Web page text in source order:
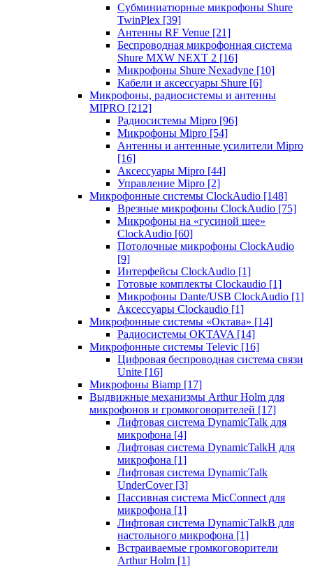
Субминиатюрные микрофоны Shure
TwinPlex [39]
Антенны RF Venue [21]
Беспроводная микрофонная система
Shure MXW NEXT 2 [16]
Микрофоны Shure Nexadyne [10]
Кабели и аксессуары Shure [6]
Микрофоны, радиосистемы и антенны
MIPRO [212]
Радиосистемы Mipro [96]
Микрофоны Mipro [54]
Антенны и антенные усилители Mipro
[16]
Аксессуары Mipro [44]
Управление Mipro [2]
Микрофонные системы ClockAudio [148]
Врезные микрофоны ClockAudio [75]
Микрофоны на «гусиной шее»
ClockAudio [60]
Потолочные микрофоны ClockAudio
[9]
Интерфейсы ClockAudio [1]
Готовые комплекты Clockaudio [1]
Микрофоны Dante/USB ClockAudio [1]
Аксессуары Clockaudio [1]
Микрофонные системы «Октава» [14]
Радиосистемы OKTAVA [14]
Микрофонные системы Televic [16]
Цифровая беспроводная система связи
Unite [16]
Микрофоны Biamp [17]
Выдвижные механизмы Arthur Holm для
микрофонов и громкоговорителей [17]
Лифтовая система DynamicTalk для
микрофона [4]
Лифтовая система DynamicTalkH для
микрофона [1]
Лифтовая система DynamicTalk
UnderCover [3]
Пассивная система MicConnect для
микрофона [1]
Лифтовая система DynamicTalkB для
настольного микрофона [1]
Встраиваемые громкоговорители
Arthur Holm [1]